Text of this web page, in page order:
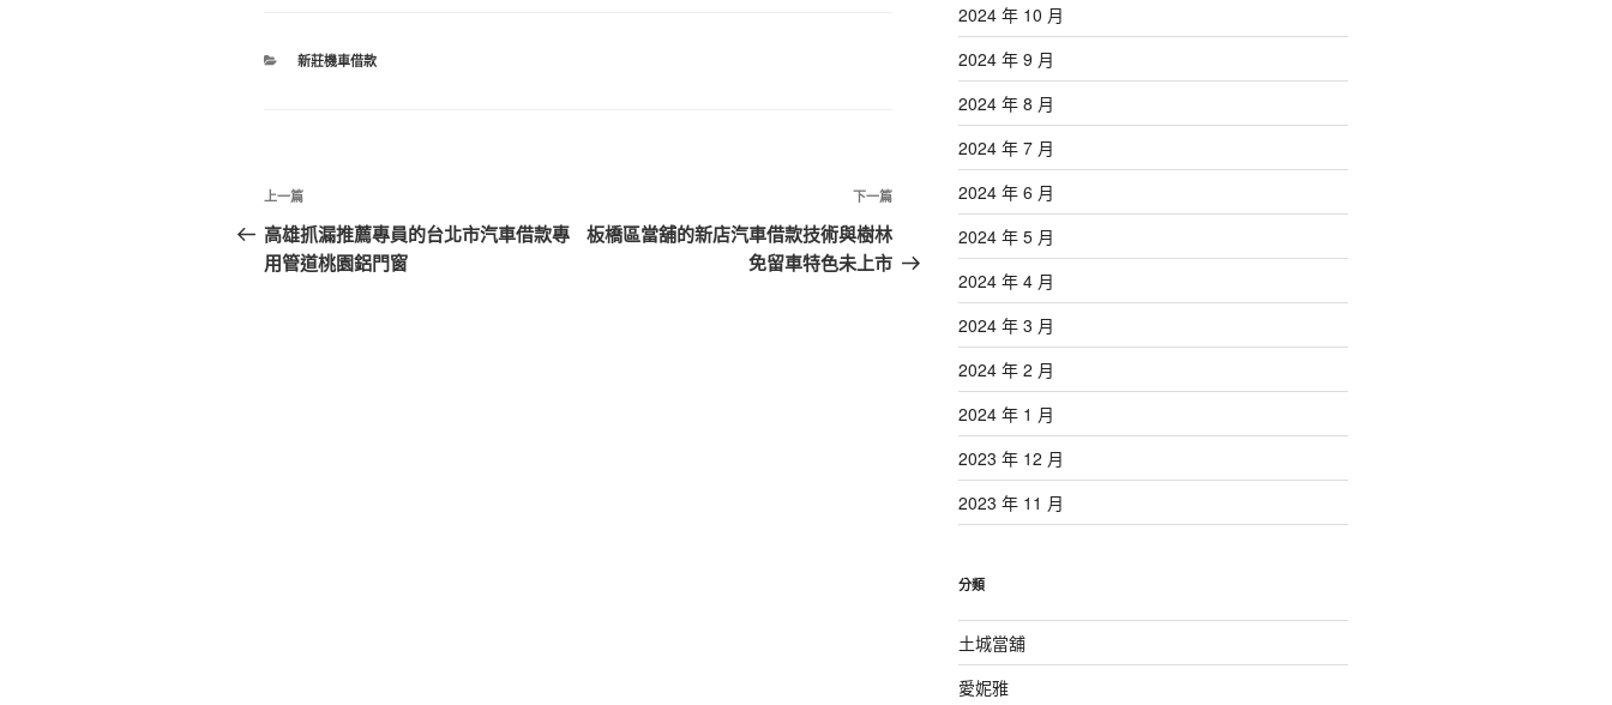
分
新莊機車借款
文
章
導
上
一
篇
上一篇
高雄抓漏推薦專員的台北市汽車借款專
用管道桃園鋁門窗
下
一
篇
下一篇
板橋區當舖的新店汽車借款技術與樹林
免留車特色未上市
2024 年 10 月
2024 年 9 月
2024 年 8 月
2024 年 7 月
2024 年 6 月
2024 年 5 月
2024 年 4 月
2024 年 3 月
2024 年 2 月
2024 年 1 月
2023 年 12 月
2023 年 11 月
分類
土城當舖
愛妮雅